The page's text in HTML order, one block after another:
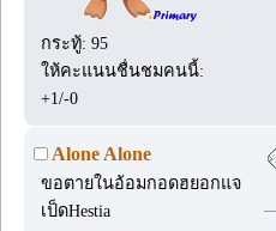
กระทู้: 95
ให้คะแนนชื่นชมคนนี้:
+1/-0
Alone Alone
ขอตายในอ้อมกอดฮยอกแจ
เป็ดHestia